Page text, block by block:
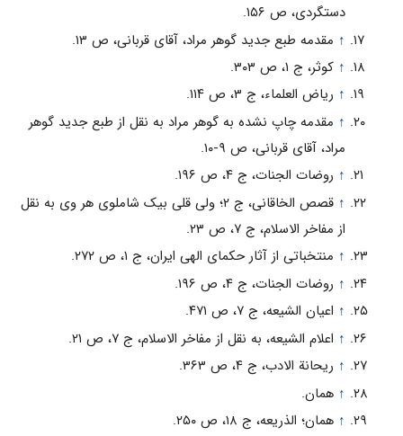
دستگردى، ص ۱۵۶.
↑ مقدمه طبع جدید گوهر مراد، آقاى قربانى، ص ۱۳.
↑ کوثر، ج ۱، ص ۳۰۳.
↑ ریاض العلماء، ج ۳، ص ۱۱۴.
↑ مقدمه چاپ نشده به گوهر مراد به نقل از طبع جدید گوهر
مراد، آقاى قربانى، ص ۹-۱۰.
↑ روضات الجنات، ج ۴، ص ۱۹۶.
↑
قصص الخاقانى، ج ۲؛ ولى قلى بیک شاملوى هر وى به نقل
از مفاخر الاسلام، ج ۷، ص ۲۳.
↑ منتخباتى از آثار حکماى الهى ایران، ج ۱، ص ۲۷۲.
↑ روضات الجنات، ج ۴، ص ۱۹۶.
↑ اعیان الشیعه، ج ۷، ص ۴۷۱.
↑ اعلام الشیعه، به نقل از مفاخر الاسلام، ج ۷، ص ۲۱.
↑ ریحانة الادب، ج ۴، ص ۳۶۳.
↑ همان.
↑ همان؛ الذریعه، ج ۱۸، ص ۲۵۰.